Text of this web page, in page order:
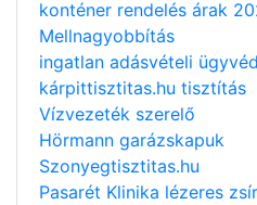
konténer rendelés árak
Mellnagyobbítás
ingatlan adásvételi ügyvéd
kárpittisztitas.hu tisztítás
Vízvezeték szerelő
Hörmann garázskapuk
Szonyegtisztitas.hu
Pasarét Klinika lézeres